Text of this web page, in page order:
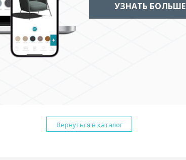
УЗНАТЬ БОЛЬШЕ
Вернуться в каталог